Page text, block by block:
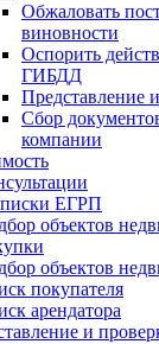
Обжаловать
виновности
Оспорить
ГИБДД
Представление
Сбор
компании
ЕГРП
объектов
объектов
покупателя
арендатора
и